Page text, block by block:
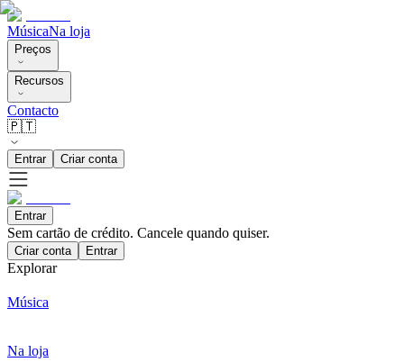
MúsicaNa loja
Preços
Recursos
Contacto
🇵🇹
Entrar Criar conta
Entrar
Sem cartão de crédito. Cancele quando quiser.
Criar conta Entrar
Explorar
Música
Na loja